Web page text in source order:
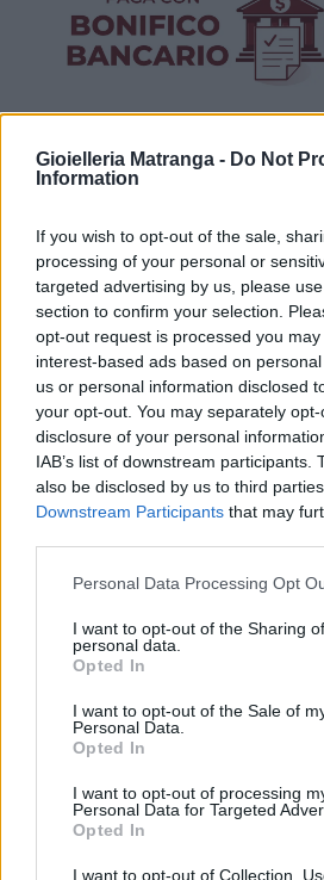
Gioielleria Matranga - Do Not
Information
If you wish to opt-out of the sale,
processing of your personal or
targeted advertising by us, please
section to confirm your selection.
opt-out request is processed you
interest-based ads based on
us or personal information disclosed
your opt-out. You may separately
disclosure of your personal
IAB’s list of downstream participants.
also be disclosed by us to third
Downstream Participants that may
Please note that this website/app
not limited to your visit or usage
grant or deny consent to Google and
use your data for below specified
consent section.
Personal Data Processing Opt
I want to opt-out of the Sharing
personal data.
Opted In
I want to opt-out of the Sale of
Personal Data.
Opted In
I want to opt-out of processing
Personal Data for Targeted
Opted In
I want to opt-out of Collection,
Visualizza proposte di
Politiche dei prezzi online
Caratteristiche Prodotto
iRef:123
Google
4.8
Powered byLocalImpact
Garanzia di due anni
Reso facile e gratuitoentro 28
Spedizione gratuita
all'acquisto.